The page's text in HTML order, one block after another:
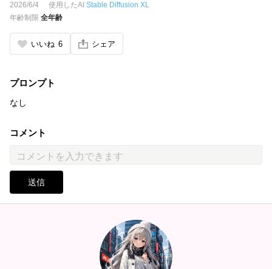
2026/6/4 使用したAI Stable Diffusion XL
年齢制限 全年齢
いいね 6 シェア
プロンプト
なし
コメント
送信